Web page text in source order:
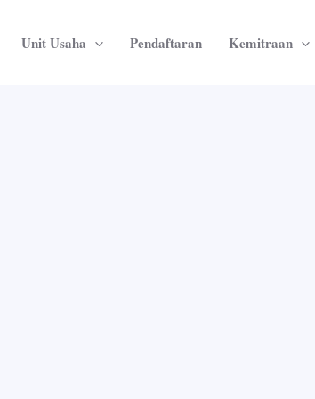
Unit Usaha Pendaftaran Kemitraan